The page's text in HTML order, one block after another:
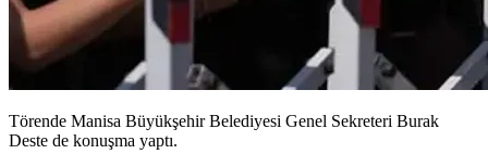
Törende Manisa Büyükşehir Belediyesi Genel Sekreteri Burak
Deste de konuşma yaptı.